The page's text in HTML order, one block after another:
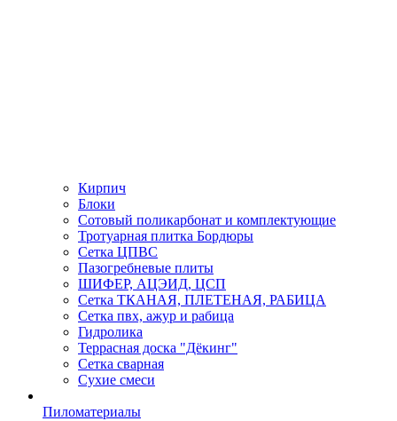
Кирпич
Блоки
Сотовый поликарбонат и комплектующие
Тротуарная плитка Бордюры
Сетка ЦПВС
Пазогребневые плиты
ШИФЕР, АЦЭИД, ЦСП
Сетка ТКАНАЯ, ПЛЕТЕНАЯ, РАБИЦА
Сетка пвх, ажур и рабица
Гидролика
Террасная доска "Дёкинг"
Сетка сварная
Сухие смеси
Пиломатериалы